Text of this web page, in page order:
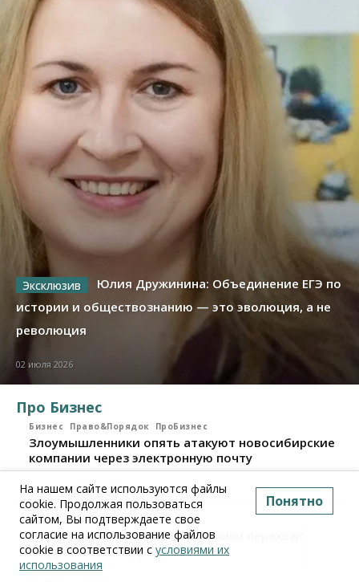
Юлия Дружинина: Объединение ЕГЭ по
истории и обществознанию — это эволюция, а не
революция
02 июля 2026
Про Бизнес
Бизнес Право&Порядок ПроБизнес
Злоумышленники опять атакуют новосибирские
компании через электронную почту
06 августа 2026, 11:00
Бизнес ПроБизнес
Новосибирские грузоперевозчики переходят на
цифровые накладные
На нашем сайте используются файлы
cookie. Продолжая пользоваться
сайтом, Вы подтверждаете свое
согласие на использование файлов
cookie в соответствии с условиями их
использования
Понятно